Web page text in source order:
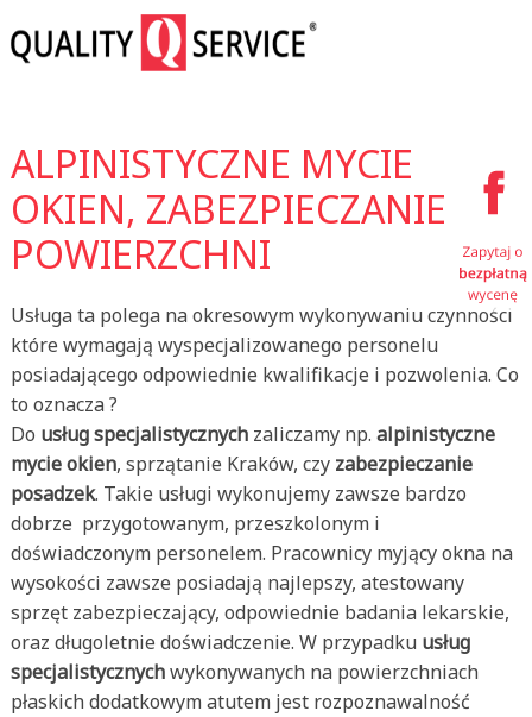
ALPINISTYCZNE MYCIE
OKIEN, ZABEZPIECZANIE
POWIERZCHNI
Usługa ta polega na okresowym wykonywaniu czynności
które wymagają wyspecjalizowanego personelu
posiadającego odpowiednie kwalifikacje i pozwolenia. Co
to oznacza ?
Do usług specjalistycznychzaliczamy np. alpinistyczne
mycie okien, sprzątanie Kraków, czy zabezpieczanie
posadzek. Takie usługi wykonujemy zawsze bardzo
dobrze przygotowanym, przeszkolonym i
doświadczonym personelem. Pracownicy myjący okna na
wysokości zawsze posiadają najlepszy, atestowany
sprzęt zabezpieczający, odpowiednie badania lekarskie,
oraz długoletnie doświadczenie. W przypadku usług
specjalistycznychwykonywanych na powierzchniach
płaskich dodatkowym atutem jest rozpoznawalność